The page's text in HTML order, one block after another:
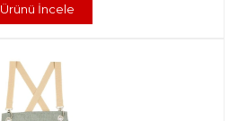
Ürünü İncele